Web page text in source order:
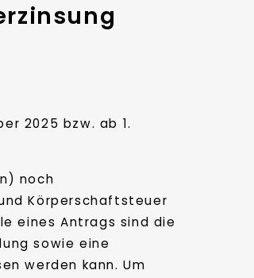
2025 bzw. ab 1.
noch
Körperschaftsteuer
eines Antrags sind die
sowie eine
werden kann. Um